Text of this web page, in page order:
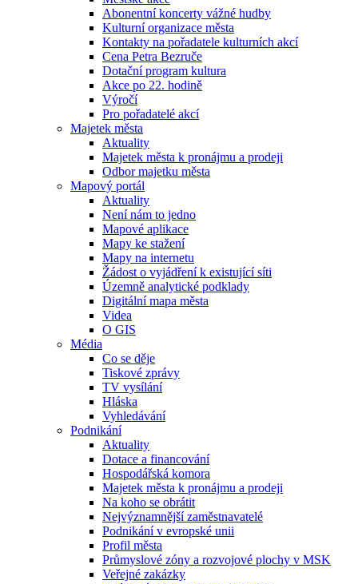
Abonentní koncerty vážné hudby
Kulturní organizace města
Kontakty na pořadatele kulturních akcí
Cena Petra Bezruče
Dotační program kultura
Akce po 22. hodině
Výročí
Pro pořadatelé akcí
Majetek města
Aktuality
Majetek města k pronájmu a prodeji
Odbor majetku města
Mapový portál
Aktuality
Není nám to jedno
Mapové aplikace
Mapy ke stažení
Mapy na internetu
Žádost o vyjádření k existující síti
Územně analytické podklady
Digitální mapa města
Videa
O GIS
Média
Co se děje
Tiskové zprávy
TV vysílání
Hláska
Vyhledávání
Podnikání
Aktuality
Dotace a financování
Hospodářská komora
Majetek města k pronájmu a prodeji
Na koho se obrátit
Nejvýznamnější zaměstnavatelé
Podnikání v evropské unii
Profil města
Průmyslové zóny a rozvojové plochy v MSK
Veřejné zakázky